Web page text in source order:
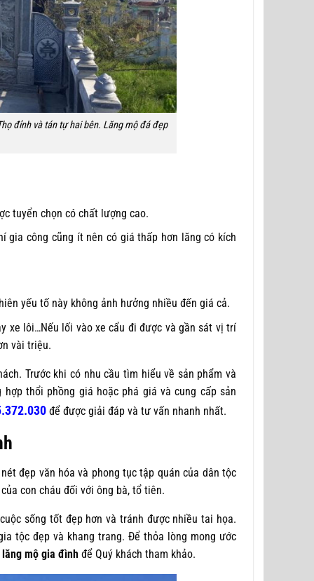
đỉnh và tán tự hai bên. Lăng mộ đá đẹp
tuyển chọn có chất lượng cao.
công cũng ít nên có giá thấp hơn lăng có kích
yếu tố này không ảnh hưởng nhiều đến giá cả.
xe lôi…Nếu lối vào xe cẩu đi được và gần sát vị trí
vài triệu.
Trước khi có nhu cầu tìm hiểu về sản phẩm và
thổi phồng giá hoặc phá giá và cung cấp sản
để được giải đáp và tư vấn nhanh nhất.
đẹp văn hóa và phong tục tập quán của dân tộc
con cháu đối với ông bà, tổ tiên.
sống tốt đẹp hơn và tránh được nhiều tai họa.
tộc đẹp và khang trang. Để thỏa lòng mong ước
mộ gia đình để Quý khách tham khảo.